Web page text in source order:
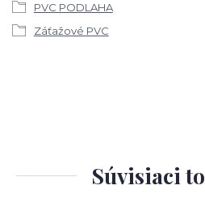
PVC PODLAHA
Záťažové PVC
Súvisiaci